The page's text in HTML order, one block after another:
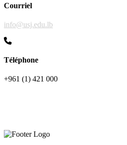
Courriel
info@usj.edu.lb
Téléphone
+961 (1) 421 000